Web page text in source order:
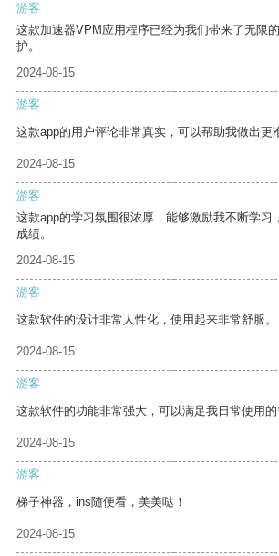
游客
这款加速器VPM应用程序已经为我们带来了无限
护。
2024-08-15
游客
这款app的用户评论非常真实，可以帮助我做出更
2024-08-15
游客
这款app的学习氛围很浓厚，能够激励我不断学习
成绩。
2024-08-15
游客
这款软件的设计非常人性化，使用起来非常舒服。
2024-08-15
游客
这款软件的功能非常强大，可以满足我日常使用的
2024-08-15
游客
梯子神器，ins随便看，美美哒！
2024-08-15